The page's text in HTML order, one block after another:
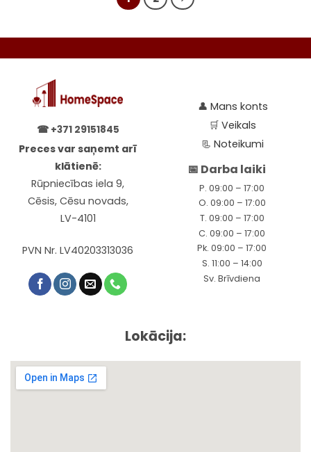
☎ +371 29151845
Preces var saņemt arī
klātienē:
Rūpniecības iela 9,
Cēsis, Cēsu novads,
LV-4101
PVN Nr. LV40203313036
👤 Mans konts
🛒Veikals
📃Noteikumi
📅 Darba laiki
P. 09:00 – 17:00
O. 09:00 – 17:00
T. 09:00 – 17:00
C. 09:00 – 17:00
Pk. 09:00 – 17:00
S. 11:00 – 14:00
Sv. Brīvdiena
Lokācija: